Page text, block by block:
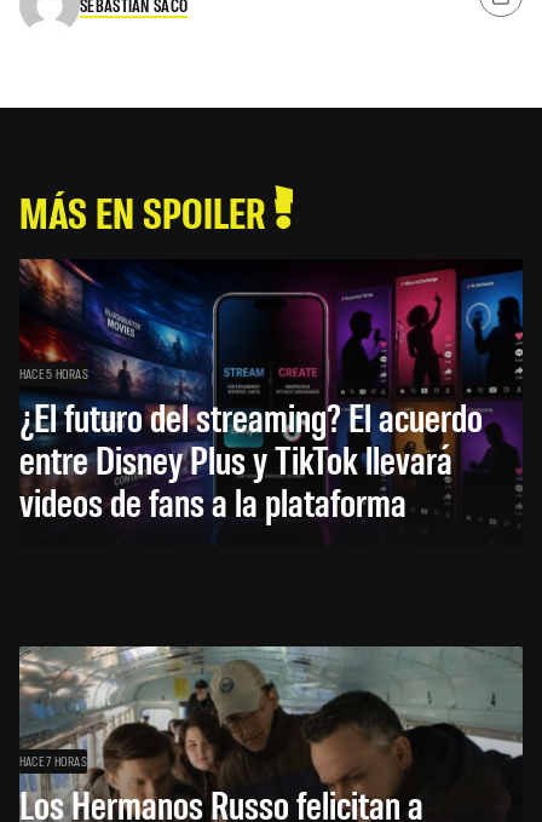
SEBASTIAN SACO
MÁS EN SPOILER
HACE 5 HORAS
¿El futuro del streaming? El acuerdo
entre Disney Plus y TikTok llevará
videos de fans a la plataforma
HACE 7 HORAS
Los Hermanos Russo felicitan a